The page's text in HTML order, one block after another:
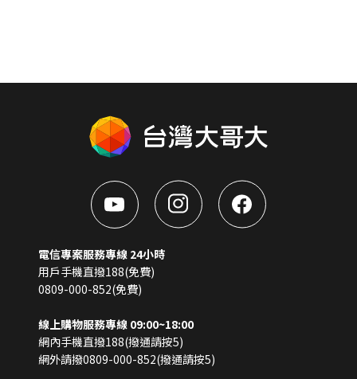
電信專案服務專線 24小時
用戶手機直撥188(免費)
0809-000-852(免費)
線上購物服務專線 09:00~18:00
網內手機直撥188(撥通請按5)
網外請撥0809-000-852(撥通請按5)